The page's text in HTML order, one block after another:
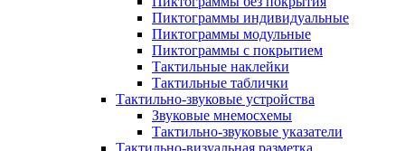
Пиктограммы индивидуальные
Пиктограммы модульные
Пиктограммы с покрытием
Тактильные наклейки
Тактильные таблички
Тактильно-звуковые устройства
Звуковые мнемосхемы
Тактильно-звуковые указатели